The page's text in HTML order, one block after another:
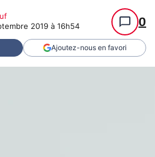
2019 à 16h54 0
Ajoutez-nous en favori